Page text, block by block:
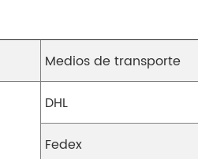
Medios de transporte
DHL
Fedex